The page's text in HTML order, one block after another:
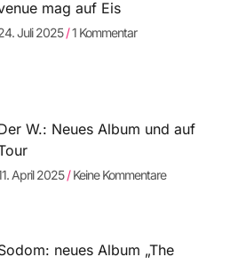
mag auf Eis
Juli 2025 1 Kommentar
W.: Neues Album und auf
April 2025 Keine Kommentare
neues Album „The